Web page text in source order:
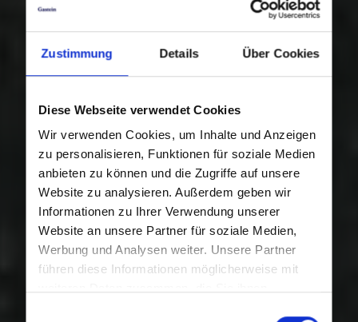
Zustimmung Details Über Cookies
Diese Webseite verwendet Cookies
Wir verwenden Cookies, um Inhalte und Anzeigen
zu personalisieren, Funktionen für soziale Medien
anbieten zu können und die Zugriffe auf unsere
Website zu analysieren. Außerdem geben wir
Informationen zu Ihrer Verwendung unserer
Website an unsere Partner für soziale Medien,
Werbung und Analysen weiter. Unsere Partner
führen diese Informationen möglicherweise mit